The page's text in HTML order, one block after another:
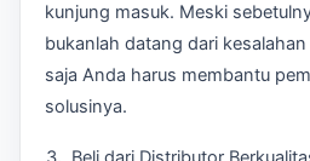
kunjung masuk. Meski
bukanlah datang dari
saja Anda harus membantu
solusinya.